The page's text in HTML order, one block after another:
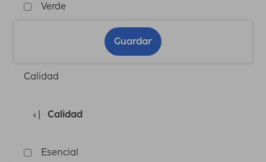
Verde
Guardar
Calidad
Calidad
Esencial